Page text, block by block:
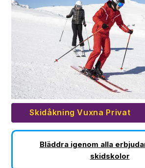
Skidåkning Vuxna Privat
Bläddra igenom alla
skidskolor